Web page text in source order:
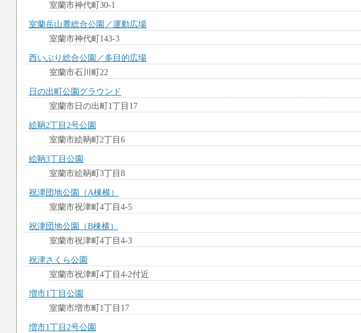
室蘭市神代町30-1
室蘭岳山麓総合公園／運動広場
室蘭市神代町143-3
西いぶり総合公園／多目的広場
室蘭市石川町22
日の出町公園グラウンド
室蘭市日の出町1丁目17
絵鞆2丁目2号公園
室蘭市絵鞆町2丁目6
絵鞆3丁目公園
室蘭市絵鞆町3丁目8
祝津団地公園（A棟横）
室蘭市祝津町4丁目4-5
祝津団地公園（B棟横）
室蘭市祝津町4丁目4-3
祝津さくら公園
室蘭市祝津町4丁目4-2付近
増市1丁目公園
室蘭市増市町1丁目17
増市1丁目2号公園